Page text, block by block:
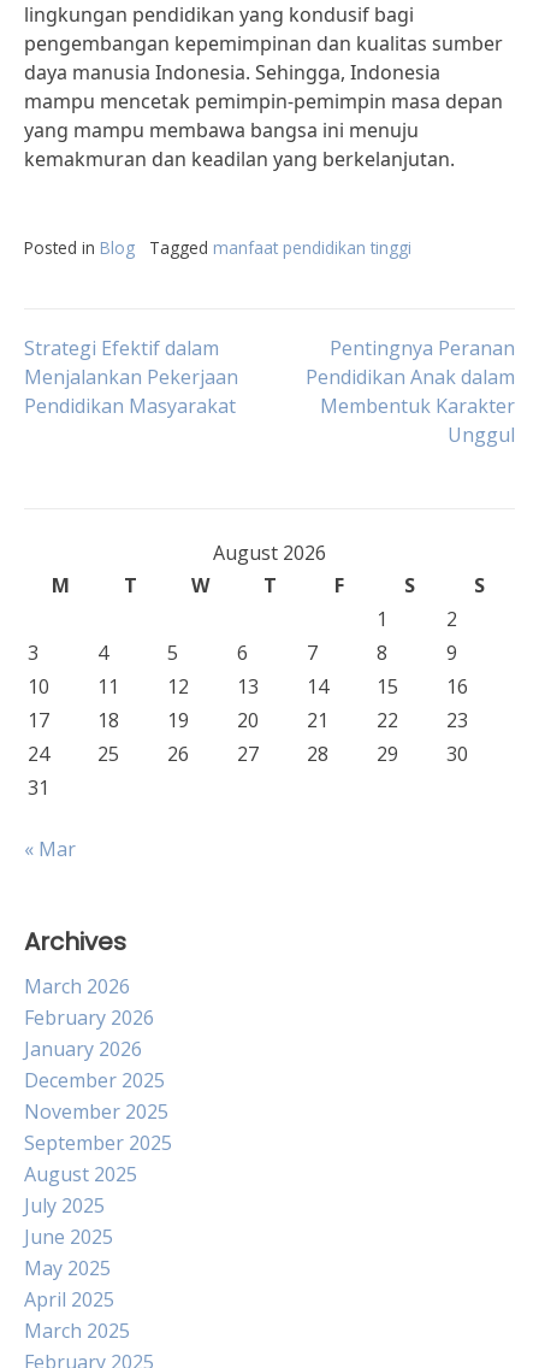
lingkungan pendidikan yang kondusif bagi
pengembangan kepemimpinan dan kualitas sumber
daya manusia Indonesia. Sehingga, Indonesia
mampu mencetak pemimpin-pemimpin masa depan
yang mampu membawa bangsa ini menuju
kemakmuran dan keadilan yang berkelanjutan.
Posted in Blog Tagged manfaat pendidikan tinggi
Post
navigation
Strategi Efektif dalam
Menjalankan Pekerjaan
Pendidikan Masyarakat
Pentingnya Peranan
Pendidikan Anak dalam
Membentuk Karakter
Unggul
August 2026
M
T W T F S
S
1
2
3
4 5 6 7 8
9
10
11 12 13 14 15
16
17
18 19 20 21 22
23
24
25 26 27 28 29
30
31
« Mar
Archives
March 2026
February 2026
January 2026
December 2025
November 2025
September 2025
August 2025
July 2025
June 2025
May 2025
April 2025
March 2025
February 2025